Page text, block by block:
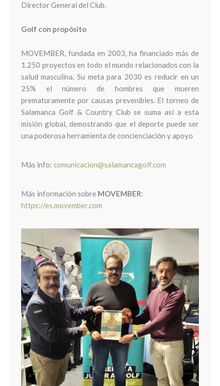
Director General del Club.
Golf con propósito
MOVEMBER, fundada en 2003, ha financiado más de
1.250 proyectos en todo el mundo relacionados con la
salud masculina. Su meta para 2030 es reducir en un
25% el número de hombres que mueren
prematuramente por causas prevenibles. El torneo de
Salamanca Golf & Country Club se suma así a esta
misión global, demostrando que el deporte puede ser
una poderosa herramienta de concienciación y apoyo
Más info: comunicacion@salamancagolf.com
Más información sobre MOVEMBER:
https://es.movember.com